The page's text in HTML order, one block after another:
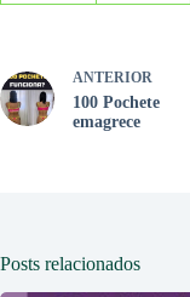
ANTERIOR
100 Pochete
emagrece
Posts relacionados